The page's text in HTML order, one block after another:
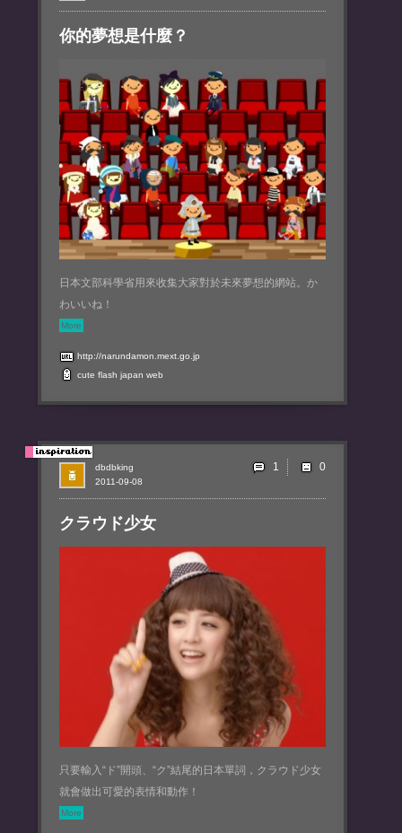
你的夢想是什麼？
日本文部科學省用來收集大家對於未來夢想的網站。か
わいいね！
More
http://narundamon.mext.go.jp
cute flash japan web
クラウド少女
只要輸入“ド”開頭、“ク”結尾的日本單詞，クラウド少女
就會做出可愛的表情和動作！
More
2011-09-08
dbdbking 1